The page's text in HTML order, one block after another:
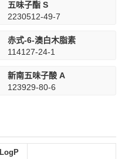
五味子酯 S
2230512-49-7
赤式-6-澳白木脂素
114127-24-1
新南五味子酸 A
123929-80-6
LogP